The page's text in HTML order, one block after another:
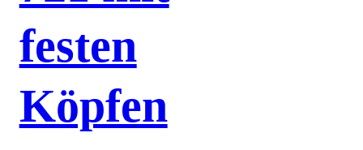
festen
Köpfen